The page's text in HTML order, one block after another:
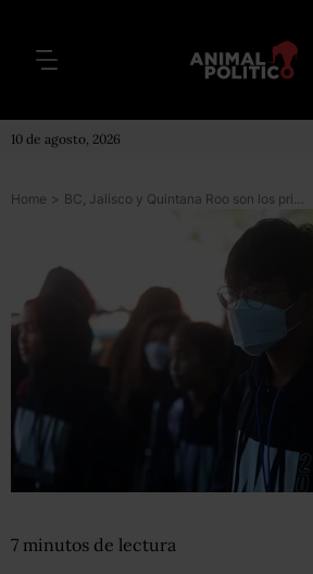
10 de agosto, 2026
Home > BC, Jalisco y Quintana Roo son los primeros estados en recibir pruebas y protocolo para el coronavirus
7 minutos de lectura